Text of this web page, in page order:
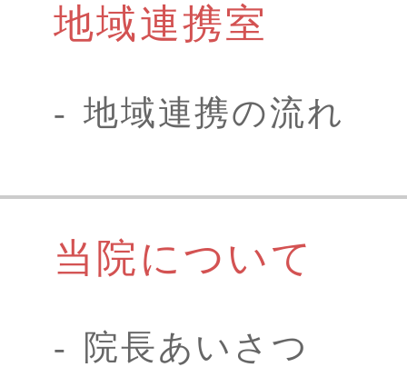
地域連携室
地域連携の流れ
当院について
院長あいさつ